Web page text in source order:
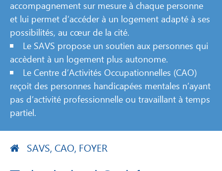
Le foyer d’hébergement est composé de
plusieurs maisons, appartements et studios répartis
sur plusieurs communes autour de Serris. Il offre un
accompagnement sur mesure à chaque personne
et lui permet d’accéder à un logement adapté à ses
possibilités, au cœur de la cité.
Le SAVS propose un soutien aux personnes qui
accèdent à un logement plus autonome.
Le Centre d’Activités Occupationnelles (CAO)
partiel.